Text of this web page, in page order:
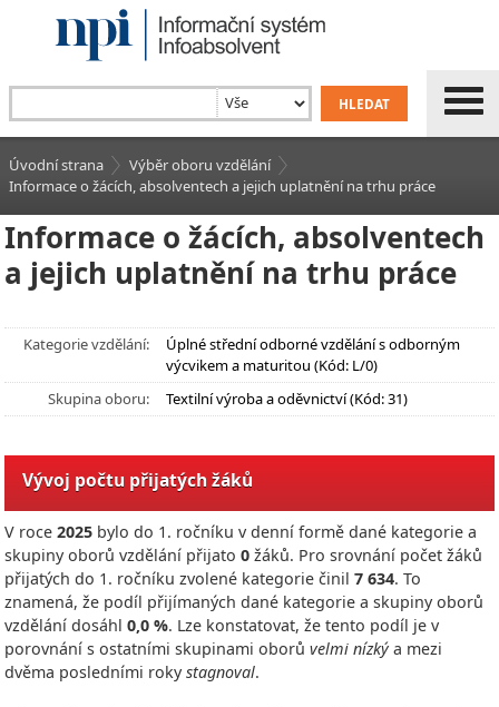
Úvodní strana
Výběr oboru vzdělání
Informace o žácích, absolventech a jejich uplatnění na trhu práce
Informace o žácích, absolventech
a jejich uplatnění na trhu práce
Kategorie vzdělání:
Úplné střední odborné vzdělání s odborným
výcvikem a maturitou (Kód: L/0)
Skupina oboru:
Textilní výroba a oděvnictví (Kód: 31)
Vývoj počtu přijatých žáků
V roce 2025 bylo do 1. ročníku v denní formě dané kategorie a
skupiny oborů vzdělání přijato 0 žáků. Pro srovnání počet žáků
přijatých do 1. ročníku zvolené kategorie činil 7 634. To
znamená, že podíl přijímaných dané kategorie a skupiny oborů
vzdělání dosáhl 0,0 %. Lze konstatovat, že tento podíl je v
porovnání s ostatními skupinami oborů velmi nízkýa mezi
dvěma posledními rokystagnoval.